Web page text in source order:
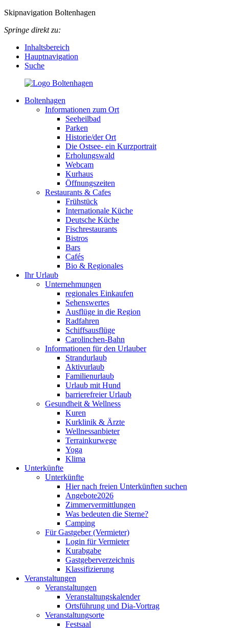
Skipnavigation Boltenhagen
Springe direkt zu:
Inhaltsbereich
Hauptnavigation
Suche
Boltenhagen
Informationen zum Ort
Seeheilbad
Parken
Historie/der Ort
Die Ostsee- ein Kurzportrait
Erholungswald
Webcam
Kurhaus
Öffnungszeiten
Restaurants & Cafes
Frühstück
Internationale Küche
Deutsche Küche
Fischrestaurants
Bistros
Bars
Cafés
Bio & Regionales
Ihr Urlaub
Unternehmungen
regionales Einkaufen
Sehenswertes
Ausflüge in die Region
Radfahren
Schiffsausflüge
Carolinchen-Bahn
Informationen für den Urlauber
Strandurlaub
Aktivurlaub
Familienurlaub
Urlaub mit Hund
barrierefreier Urlaub
Gesundheit & Wellness
Kuren
Kurklinik & Ärzte
Wellnessanbieter
Terrainkurwege
Yoga
Klima
Unterkünfte
Unterkünfte
Hier nach freien Unterkünften suchen
Angebote2026
Zimmervermittlungen
Was bedeuten die Sterne?
Camping
Für Gastgeber (Vermieter)
Login für Vermieter
Kurabgabe
Gastgeberverzeichnis
Klassifizierung
Veranstaltungen
Veranstaltungen
Veranstaltungskalender
Ortsführung und Dia-Vortrag
Veranstaltungsorte
Festsaal